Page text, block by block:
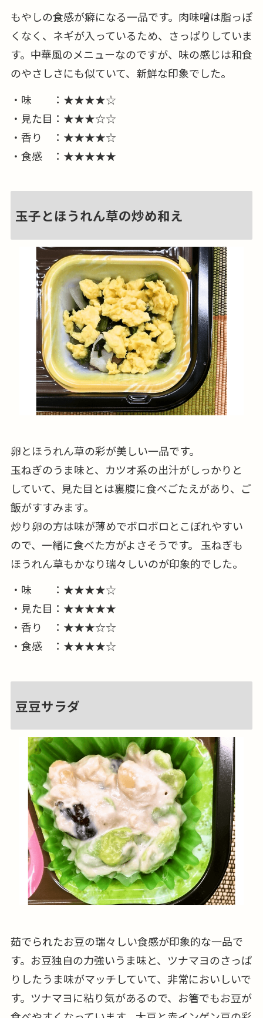
もやしの食感が癖になる一品です。肉味噌は脂っぽ
くなく、ネギが入っているため、さっぱりしていま
す。中華風のメニューなのですが、味の感じは和食
のやさしさにも似ていて、新鮮な印象でした。
・味 ：★★★★☆
・見た目：★★★☆☆
・香り ：★★★★☆
・食感 ：★★★★★
玉子とほうれん草の炒め和え
卵とほうれん草の彩が美しい一品です。
玉ねぎのうま味と、カツオ系の出汁がしっかりと
していて、見た目とは裏腹に食べごたえがあり、ご
飯がすすみます。
炒り卵の方は味が薄めでボロボロとこぼれやすい
ので、一緒に食べた方がよさそうです。 玉ねぎも
ほうれん草もかなり瑞々しいのが印象的でした。
・味 ：★★★★☆
・見た目：★★★★★
・香り ：★★★☆☆
・食感 ：★★★★☆
豆豆サラダ
茹でられたお豆の瑞々しい食感が印象的な一品で
す。お豆独自の力強いうま味と、ツナマヨのさっぱ
りしたうま味がマッチしていて、非常においしいで
す。ツナマヨに粘り気があるので、お箸でもお豆が